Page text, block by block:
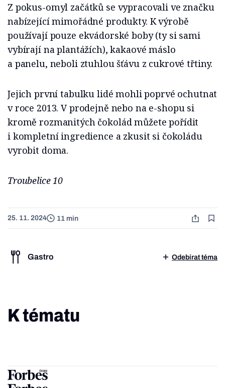
Z pokus-omyl začátků se vypracovali ve značku
nabízející mimořádné produkty. K výrobě
používají pouze ekvádorské boby (ty si sami
vybírají na plantážích), kakaové máslo
a panelu, neboli ztuhlou šťávu z cukrové třtiny.
Jejich první tabulku lidé mohli poprvé ochutnat
v roce 2013. V prodejně nebo na e-shopu si
kromě rozmanitých čokolád můžete pořídit
i kompletní ingredience a zkusit si čokoládu
vyrobit doma.
Troubelice 10
25. 11. 2024 11 min
Gastro Odebírat téma
K tématu